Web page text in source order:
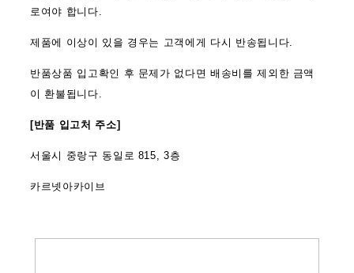
로여야 합니다.
제품에 이상이 있을 경우는 고객에게 다시 반송됩니다.
반품상품 입고확인 후 문제가 없다면 배송비를 제외한 금액
이 환불됩니다.
[반품 입고처 주소]
서울시 중랑구 동일로 815, 3층
카르넷아카이브